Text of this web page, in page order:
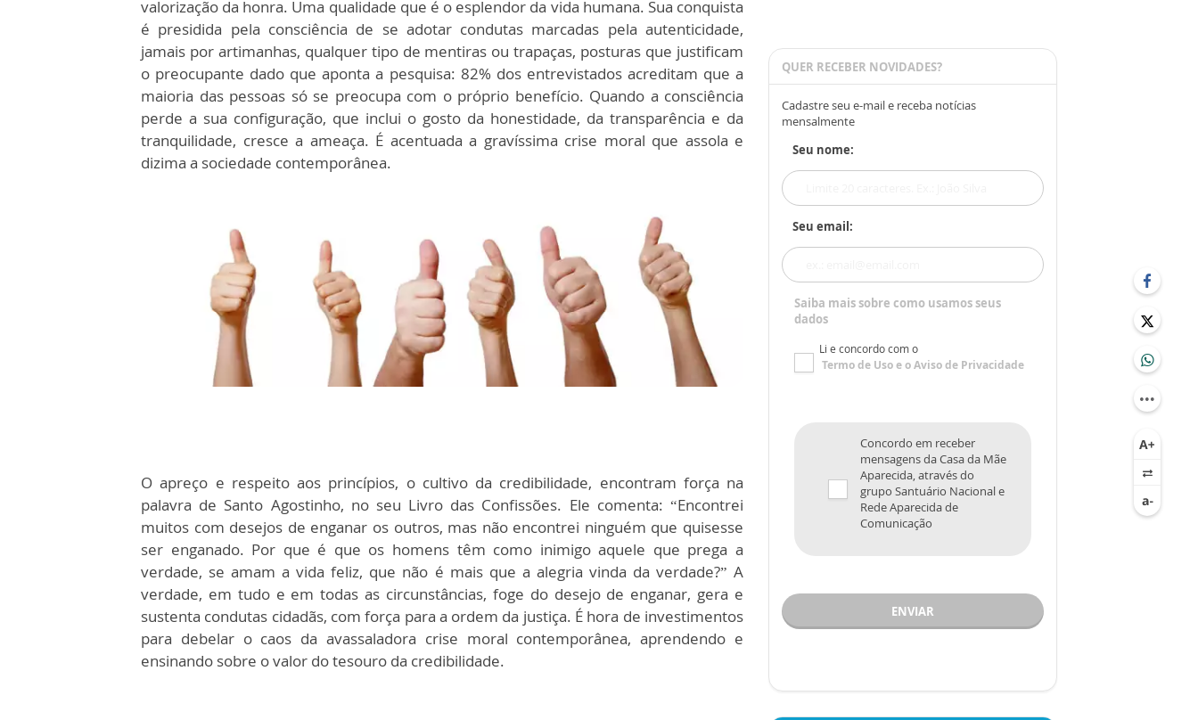
valorização da honra. Uma qualidade que é o esplendor da vida humana. Sua conquista
é presidida pela consciência de se adotar condutas marcadas pela autenticidade,
jamais por artimanhas, qualquer tipo de mentiras ou trapaças, posturas que justificam
o preocupante dado que aponta a pesquisa: 82% dos entrevistados acreditam que a
maioria das pessoas só se preocupa com o próprio benefício. Quando a consciência
perde a sua configuração, que inclui o gosto da honestidade, da transparência e da
tranquilidade, cresce a ameaça. É acentuada a gravíssima crise moral que assola e
dizima a sociedade contemporânea.
O apreço e respeito aos princípios, o cultivo da credibilidade, encontram força na
palavra de Santo Agostinho, no seu Livro das Confissões. Ele comenta: “Encontrei
muitos com desejos de enganar os outros, mas não encontrei ninguém que quisesse
ser enganado. Por que é que os homens têm como inimigo aquele que prega a
verdade, se amam a vida feliz, que não é mais que a alegria vinda da verdade?” A
verdade, em tudo e em todas as circunstâncias, foge do desejo de enganar, gera e
sustenta condutas cidadãs, com força para a ordem da justiça. É hora de investimentos
para debelar o caos da avassaladora crise moral contemporânea, aprendendo e
ensinando sobre o valor do tesouro da credibilidade.
QUER RECEBER NOVIDADES?
Cadastre seu e-mail e receba notícias
mensalmente
Seu nome:
Seu email:
Saiba mais sobre como usamos seus
dados
Li e concordo com o
Termo de Usoe oAviso de Privacidade
Concordo em receber
mensagens da Casa da Mãe
Aparecida, através do
grupo Santuário Nacional e
Rede Aparecida de
Comunicação
ENVIAR